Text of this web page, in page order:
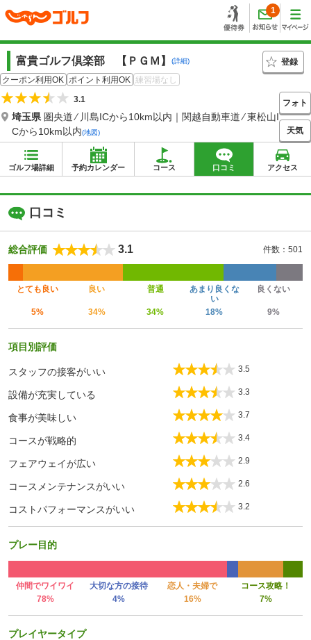
1
富貴ゴルフ倶楽部 【ＰＧＭ】 (詳細)
登録
クーポン利用OK ポイント利用OK 練習場なし
3.1
埼玉県 圏央道 ⁄ 川島ICから10km以内｜関越自動車道 ⁄ 東松山I
Cから10km以内(地図)
フォト
天気
ゴルフ場詳細 予約カレンダー コース 口コミ アクセス
口コミ
総合評価 3.1 件数：501
とても良い 良い 普通
あまり良くな
い
良くない
5% 34% 34% 18% 9%
項目別評価
スタッフの接客がいい 3.5
設備が充実している 3.3
食事が美味しい 3.7
コースが戦略的 3.4
フェアウェイが広い 2.9
コースメンテナンスがいい 2.6
コストパフォーマンスがいい 3.2
プレー目的
仲間でワイワイ 大切な方の接待 恋人・夫婦で
コース攻略！
78%
4% 16% 7%
プレイヤータイプ